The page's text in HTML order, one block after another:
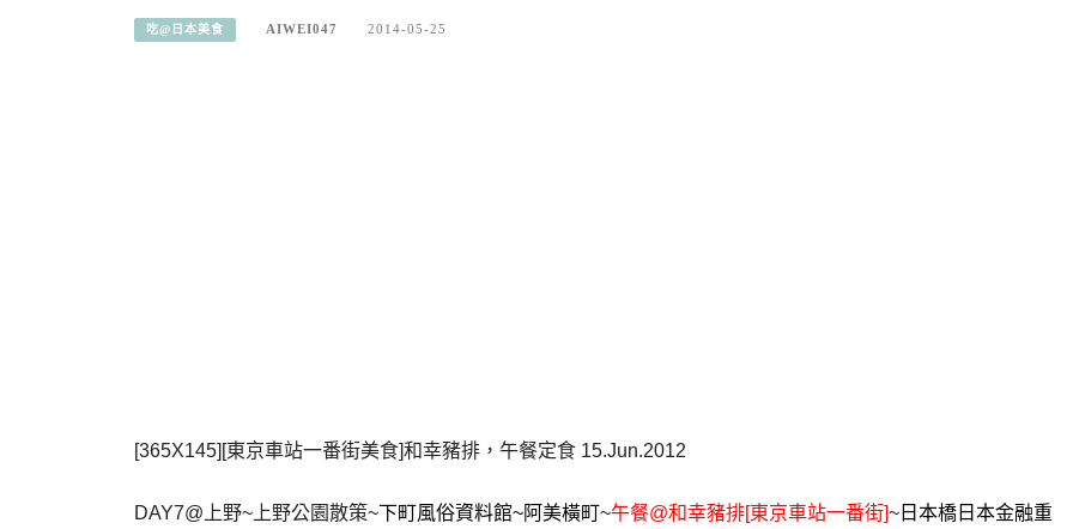
吃@日本美食 AIWEI047 2014-05-25
[365X145][東京車站一番街美食]和幸豬排，午餐定食 15.Jun.2012
DAY7@上野~上野公園散策~下町風俗資料館~阿美橫町~午餐@和幸豬排[東京車站一番街]~ 日本橋日本金融重